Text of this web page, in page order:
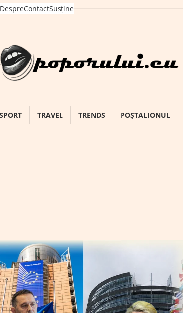
DespreContactSusține
SPORT TRAVEL TRENDS POȘTALIONUL